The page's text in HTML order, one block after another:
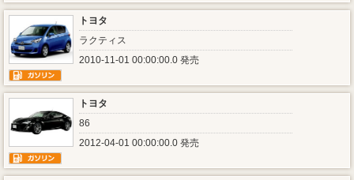
トヨタ
ラクティス
2010-11-01 00:00:00.0 発売
トヨタ
86
2012-04-01 00:00:00.0 発売